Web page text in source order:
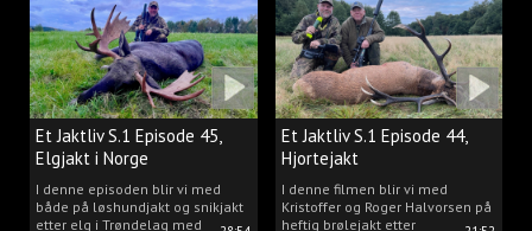
Et Jaktliv S.1 Episode 45,
Elgjakt i Norge
I denne episoden blir vi med
både på løshundjakt og snikjakt
etter elg i Trøndelag med
Et Jaktliv S.1 Episode 44,
Hjortejakt
I denne filmen blir vi med
Kristoffer og Roger Halvorsen på
heftig brølejakt etter